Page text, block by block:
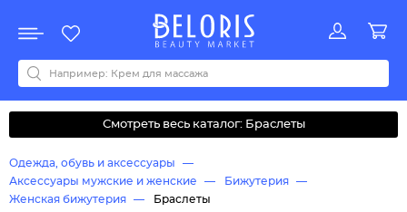
Акции
Все бренды
0-9ABCDEFGHIJKLMNOPQRSTUVWYZАБВДЗИМОКЛНПРСТУФ
Смотреть весь каталог: Браслеты
Одежда, обувь и аксессуары
Аксессуары мужские и женские
Бижутерия
Женская бижутерия
Браслеты